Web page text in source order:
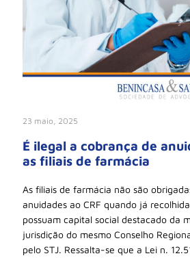
23 maio, 2025
É ilegal a cobrança de
as filiais de farmácia
As filiais de farmácia não são
anuidades ao CRF quando já
possuam capital social destacado da
jurisdição do mesmo Conselho
pelo STJ. Ressalta-se que a Lei n.